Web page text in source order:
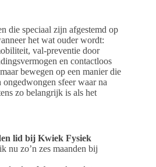
die speciaal zijn afgestemd op
het wat ouder wordt:
val-preventie door
en contactloos
bewegen op een manier die
sfeer waar na
zo belangrijk is als het
lid bij Kwiek Fysiek
nu zo’n zes maanden bij